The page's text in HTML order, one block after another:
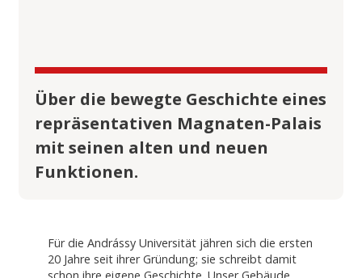
Über die bewegte Geschichte eines
repräsentativen Magnaten-Palais
mit seinen alten und neuen
Funktionen.
Für die Andrássy Universität jähren sich die ersten
20 Jahre seit ihrer Gründung; sie schreibt damit